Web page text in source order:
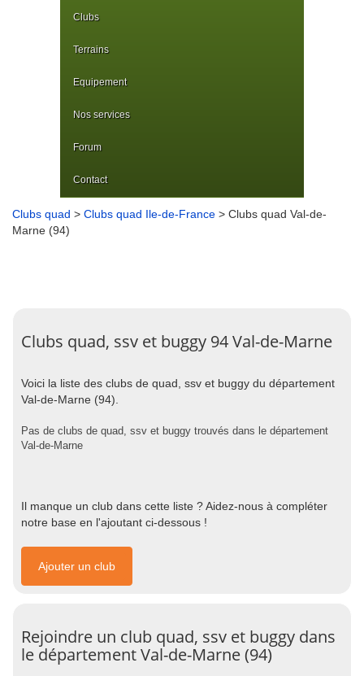
Clubs
Terrains
Equipement
Nos services
Forum
Contact
Clubs quad > Clubs quad Ile-de-France > Clubs quad Val-de-
Marne (94)
Clubs quad, ssv et buggy 94 Val-de-Marne
Voici la liste des clubs de quad, ssv et buggy du département
Val-de-Marne (94).
Pas de clubs de quad, ssv et buggy trouvés dans le département
Val-de-Marne
Il manque un club dans cette liste ? Aidez-nous à compléter
notre base en l'ajoutant ci-dessous !
Ajouter un club
Rejoindre un club quad, ssv et buggy dans
le département Val-de-Marne (94)